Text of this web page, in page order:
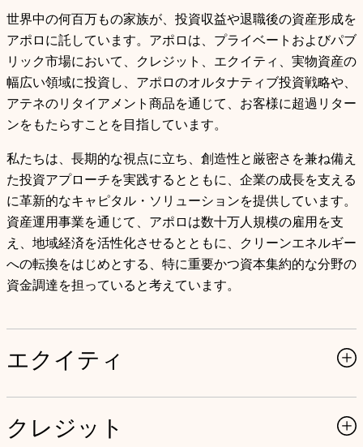
世界中の何百万もの家族が、投資収益や退職後の資産形成を
アポロに託しています。アポロは、プライベートおよびパブ
リック市場において、クレジット、エクイティ、実物資産の
幅広い領域に投資し、アポロのオルタナティブ投資戦略や、
アテネのリタイアメント商品を通じて、お客様に超過リター
ンをもたらすことを目指しています。
私たちは、長期的な視点に立ち、創造性と厳密さを兼ね備え
た投資アプローチを実践するとともに、企業の成長を支える
に革新的なキャピタル・ソリューションを提供しています。
資産運用事業を通じて、アポロは数十万人規模の雇用を支
え、地域経済を活性化させるとともに、クリーンエネルギー
への転換をはじめとする、特に重要かつ資本集約的な分野の
資金調達を担っていると考えています。
エクイティ
クレジット